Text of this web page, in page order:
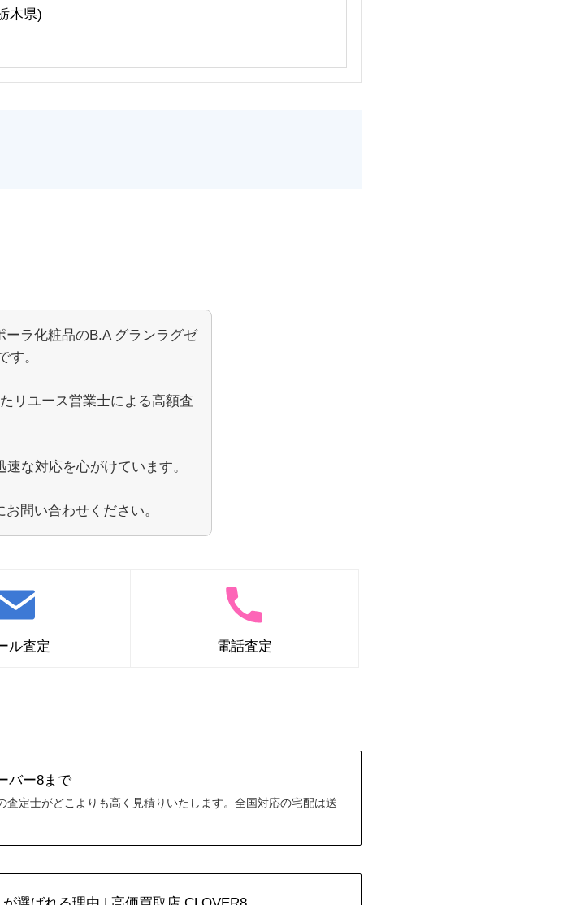
木県)
ラ化粧品のB.A グランラグゼ
す。
リユース営業士による高額査
な対応を心がけています。
問い合わせください。
ル査定 電話査定
バー8まで
定士がどこよりも高く見積りいたします。全国対応の宅配は送